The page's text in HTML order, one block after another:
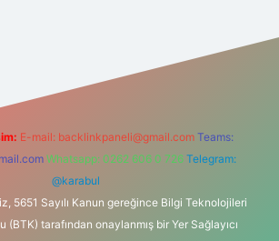
E-mail: backlinkpaneli@gmail.com Teams:
Whatsapp: 0262 606 0 726 Telegram:
@karabul
5651 Sayılı Kanun gereğince Bilgi Teknolojileri
(BTK) tarafından onaylanmış bir Yer Sağlayıcı